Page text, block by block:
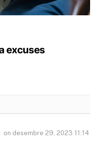
excuses
on desembre 29, 2023 11:14